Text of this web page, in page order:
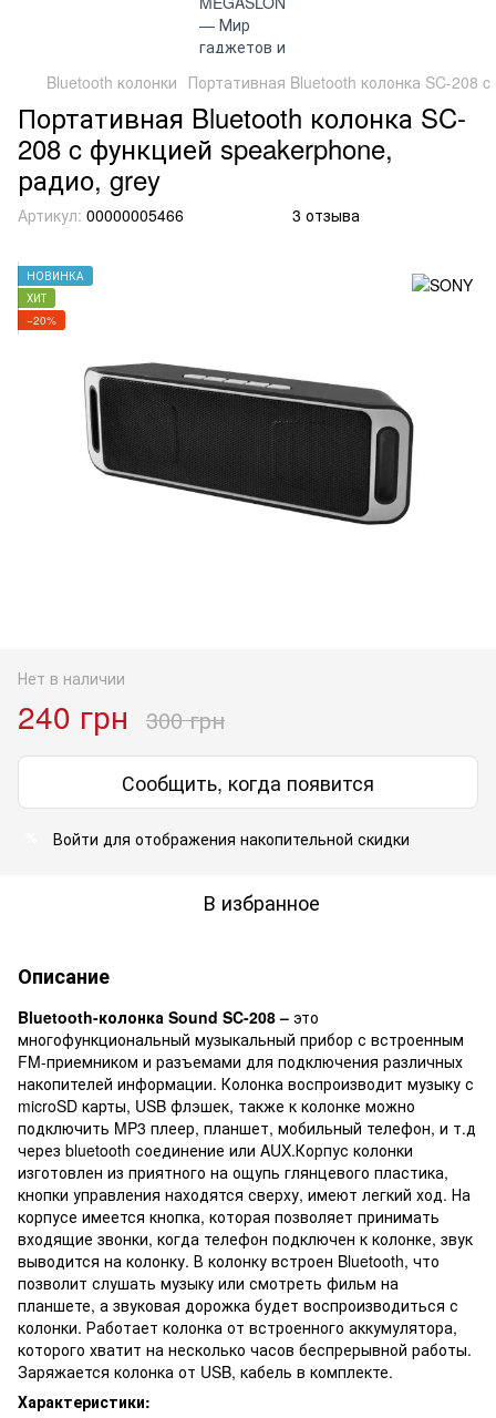
Bluetooth колонки Портативная Bluetooth колонка SC-208
Портативная Bluetooth колонка SC-
208 c функцией speakerphone,
радио, grey
Артикул: 00000005466 3 отзыва
НОВИНКА
ХИТ
−20%
Нет в наличии
240 грн 300 грн
Сообщить, когда появится
Войти для отображения накопительной скидки
В избранное
Описание
Bluetooth-колонка Sound SC-208 – это
многофункциональный музыкальный прибор с встроенным
FM-приемником и разъемами для подключения различных
накопителей информации. Колонка воспроизводит музыку с
microSD карты, USB флэшек, также к колонке можно
подключить MP3 плеер, планшет, мобильный телефон, и т.д
через bluetooth соединение или AUX.Корпус колонки
изготовлен из приятного на ощупь глянцевого пластика,
кнопки управления находятся сверху, имеют легкий ход. На
корпусе имеется кнопка, которая позволяет принимать
входящие звонки, когда телефон подключен к колонке, звук
выводится на колонку. В колонку встроен Bluetooth, что
позволит слушать музыку или смотреть фильм на
планшете, а звуковая дорожка будет воспроизводиться с
колонки. Работает колонка от встроенного аккумулятора,
которого хватит на несколько часов беспрерывной работы.
Заряжается колонка от USB, кабель в комплекте.
Характеристики: